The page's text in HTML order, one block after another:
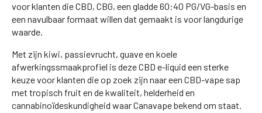
voor klanten die CBD, CBG, een gladde 60:40 PG/VG-basis en
een navulbaar formaat willen dat gemaakt is voor langdurige
waarde.
Met zijn kiwi, passievrucht, guave en koele
afwerkingssmaakprofiel is deze CBD e-liquid een sterke
keuze voor klanten die op zoek zijn naar een CBD-vape sap
met tropisch fruit en de kwaliteit, helderheid en
cannabinoïdeskundigheid waar Canavape bekend om staat.